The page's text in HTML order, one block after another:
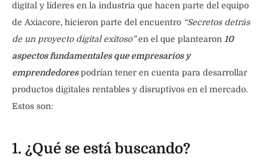
digital y líderes en la industria que hacen parte del equipo
de Axiacore, hicieron parte del encuentro “Secretos detrás
de un proyecto digital exitoso”en el que plantearon 10
aspectos fundamentales que empresarios y
emprendedorespodrían tener en cuenta para desarrollar
productos digitales rentables y disruptivos en el mercado.
Estos son:
1. ¿Qué se está buscando?